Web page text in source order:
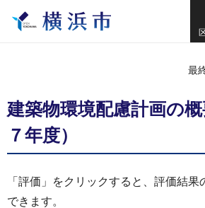
最
建築物環境配慮計画の
７年度）
「評価」をクリックすると、評価結
できます。